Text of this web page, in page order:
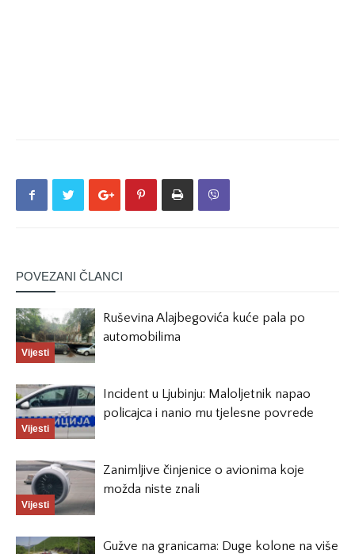
POVEZANI ČLANCI
Vijesti
Ruševina Alajbegovića kuće pala po
automobilima
Vijesti
Incident u Ljubinju: Maloljetnik napao
policajca i nanio mu tjelesne povrede
Vijesti
Zanimljive činjenice o avionima koje
možda niste znali
Gužve na granicama: Duge kolone na više